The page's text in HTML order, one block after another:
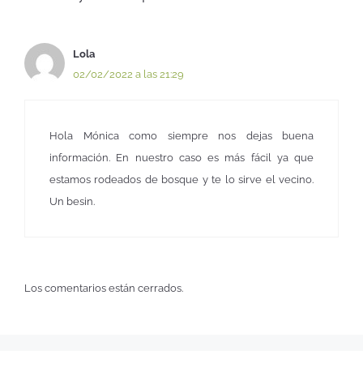
Lola
02/02/2022 a las 21:29
Hola Mónica como siempre nos dejas buena
información. En nuestro caso es más fácil ya que
estamos rodeados de bosque y te lo sirve el vecino.
Un besin.
Los comentarios están cerrados.